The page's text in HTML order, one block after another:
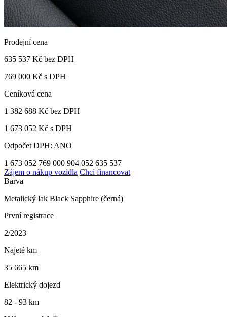
Prodejní cena
635 537 Kč bez DPH
769 000 Kč s DPH
Ceníková cena
1 382 688 Kč bez DPH
1 673 052 Kč s DPH
Odpočet DPH: ANO
1 673 052 769 000 904 052 635 537
Zájem o nákup vozidla Chci financovat
Barva
Metalický lak Black Sapphire (černá)
První registrace
2/2023
Najeté km
35 665 km
Elektrický dojezd
82 - 93 km